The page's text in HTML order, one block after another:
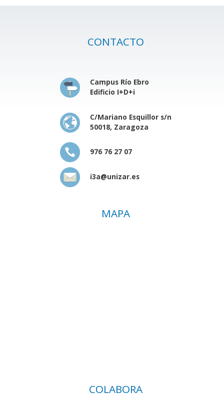
CONTACTO
Campus Río Ebro
Edificio I+D+i
C/Mariano Esquillor s/n
50018, Zaragoza
976 76 27 07
i3a@unizar.es
MAPA
COLABORA